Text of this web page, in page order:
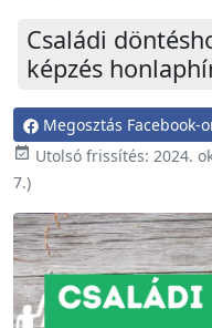
Családi
képzés
Megosztás Facebook-
 Utolsó frissítés: 2024.
7.)